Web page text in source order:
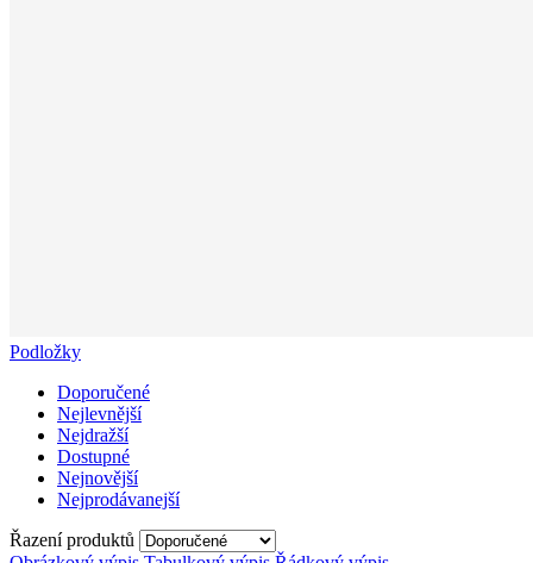
Podložky
Doporučené
Nejlevnější
Nejdražší
Dostupné
Nejnovější
Nejprodávanejší
Řazení produktů